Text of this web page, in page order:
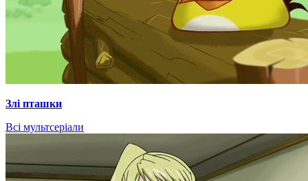
Злі пташки
Всі мультсеріали